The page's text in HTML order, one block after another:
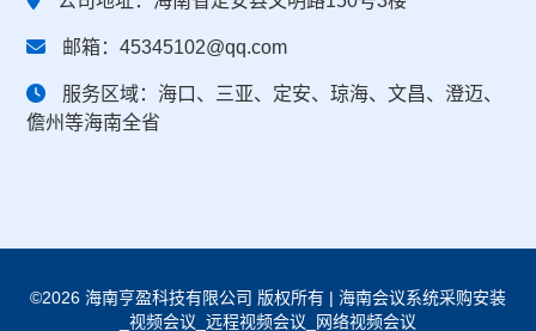
邮箱：45345102@qq.com
服务区域：海口、三亚、定安、琼海、文昌、澄迈、
儋州等海南全省
©2026 海南亨盈科技有限公司 版权所有 | 海南会议系统采购安装
_视频会议_远程视频会议_网络视频会议